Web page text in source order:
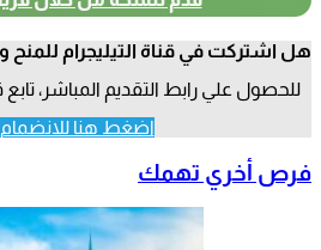
هل اشتركت في قناة التيليجرام
للحصول علي رابط التقديم المباشر، تابع
اضغط هنا للانضمام
فرص أخري تهمك